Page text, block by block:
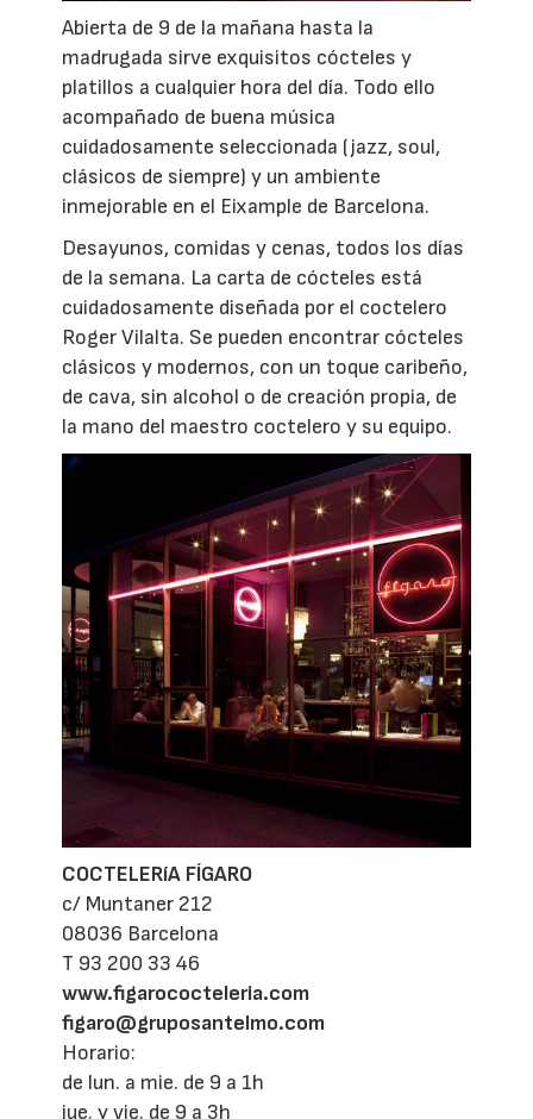
Abierta de 9 de la mañana hasta la
madrugada sirve exquisitos cócteles y
platillos a cualquier hora del día. Todo ello
acompañado de buena música
cuidadosamente seleccionada (jazz, soul,
clásicos de siempre) y un ambiente
inmejorable en el Eixample de Barcelona.
Desayunos, comidas y cenas, todos los días
de la semana. La carta de cócteles está
cuidadosamente diseñada por el coctelero
Roger Vilalta. Se pueden encontrar cócteles
clásicos y modernos, con un toque caribeño,
de cava, sin alcohol o de creación propia, de
la mano del maestro coctelero y su equipo.
COCTELERíA FÍGARO
c/ Muntaner 212
08036 Barcelona
T 93 200 33 46
www.figarococteleria.com
figaro@gruposantelmo.com
Horario:
de lun. a mie. de 9 a 1h
jue. y vie. de 9 a 3h